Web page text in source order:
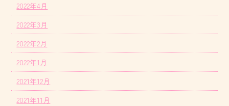
2022年4月
2022年3月
2022年2月
2022年1月
2021年12月
2021年11月